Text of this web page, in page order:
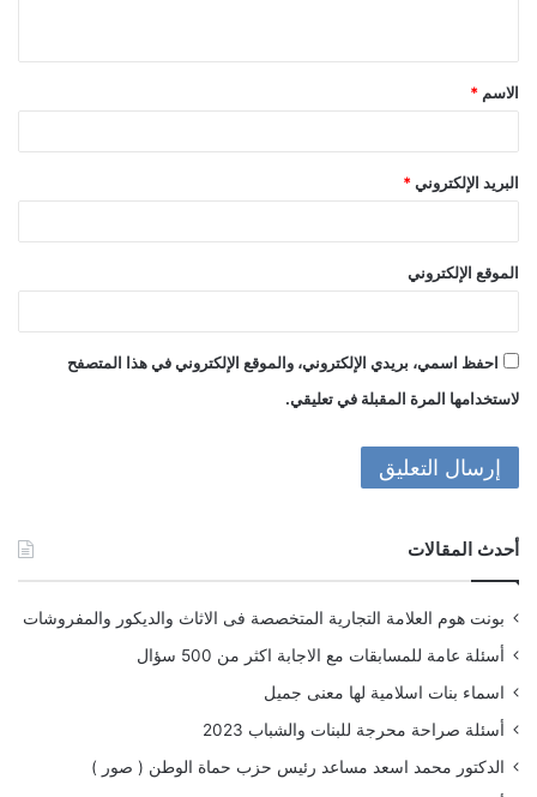
ق
*
الاسم *
البريد الإلكتروني *
الموقع الإلكتروني
احفظ اسمي، بريدي الإلكتروني، والموقع الإلكتروني في هذا المتصفح
لاستخدامها المرة المقبلة في تعليقي.
أحدث المقالات
بونت هوم العلامة التجارية المتخصصة فى الاثاث والديكور والمفروشات
أسئلة عامة للمسابقات مع الاجابة اكثر من 500 سؤال
اسماء بنات اسلامية لها معنى جميل
أسئلة صراحة محرجة للبنات والشباب 2023
الدكتور محمد اسعد مساعد رئيس حزب حماة الوطن ( صور )